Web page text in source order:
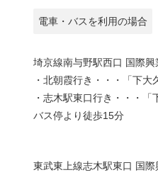
電車・バスを利用の場合
埼京線南与野駅西口 国際
・北朝霞行き・・・「下大
・志木駅東口行き・・・「
バス停より徒歩15分
東武東上線志木駅東口 国